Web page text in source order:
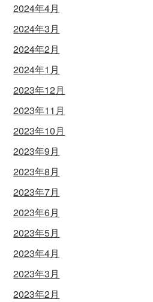
2024年4月
2024年3月
2024年2月
2024年1月
2023年12月
2023年11月
2023年10月
2023年9月
2023年8月
2023年7月
2023年6月
2023年5月
2023年4月
2023年3月
2023年2月